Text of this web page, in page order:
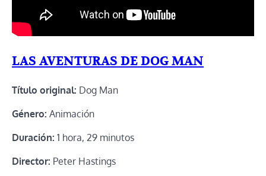
LAS AVENTURAS DE DOG MAN
Título original: Dog Man
Género: Animación
Duración: 1 hora, 29 minutos
Director: Peter Hastings